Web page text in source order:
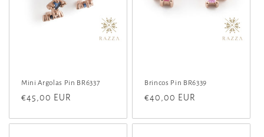
Mini Argolas Pin BR6337
Preço
€45,00 EUR
Brincos Pin BR6339
Preço
€40,00 EUR